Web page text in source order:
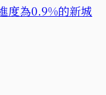
度為0.9%的新城